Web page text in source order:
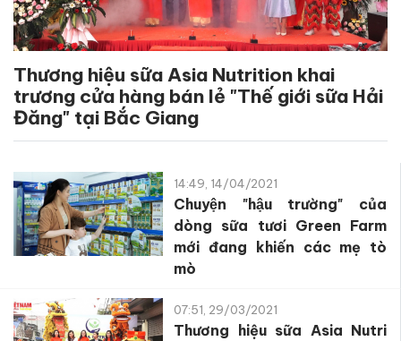
Thương hiệu sữa Asia Nutrition khai
trương cửa hàng bán lẻ "Thế giới sữa Hải
Đăng" tại Bắc Giang
14:49, 14/04/2021
Chuyện "hậu trường" của
dòng sữa tươi Green Farm
mới đang khiến các mẹ tò
mò
07:51, 29/03/2021
Thương hiệu sữa Asia Nutri